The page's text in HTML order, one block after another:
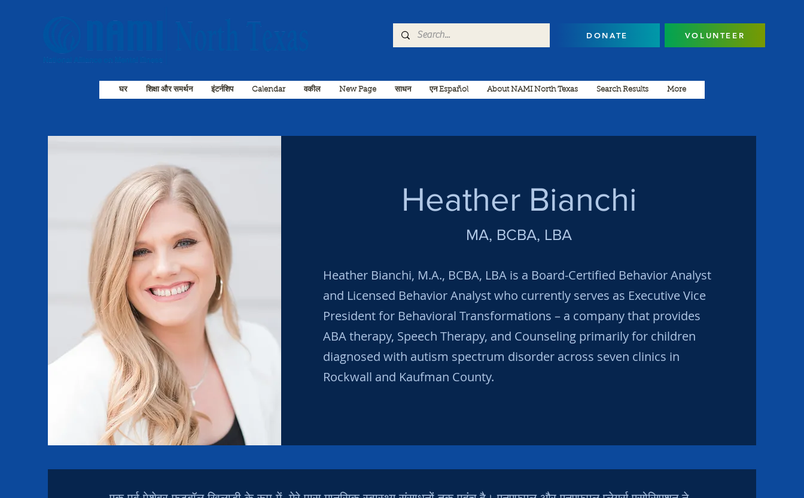
DONATE VOLUNTEER
घर शिक्षा और समर्थन इंटर्नशिप Calendar वकील New Page साधन एन Español About NAMI North Texas Search Results More
Heather Bianchi
MA, BCBA, LBA
Heather Bianchi, M.A., BCBA, LBA is a Board-Certified Behavior Analyst
and Licensed Behavior Analyst who currently serves as Executive Vice
President for Behavioral Transformations – a company that provides
ABA therapy, Speech Therapy, and Counseling primarily for children
diagnosed with autism spectrum disorder across seven clinics in
Rockwall and Kaufman County.